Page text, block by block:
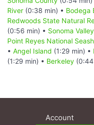
River (0:38 min) • Bodega
Redwoods State Natural
(0:56 min) • Sonoma Valley
Point Reyes National
• Angel Island (1:29 min) •
(1:29 min) • Berkeley
Account